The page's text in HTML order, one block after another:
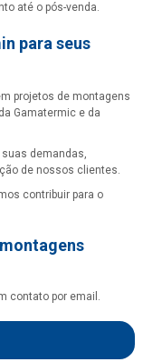
até o pós-venda.
para seus
projetos de montagens
Gamatermic e da
demandas,
de nossos clientes.
contribuir para o
contato por email.